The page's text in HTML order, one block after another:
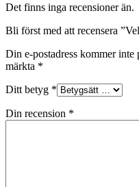
Det finns inga recensioner än.
Bli först med att recensera
Din e-postadress kommer inte
märkta *
Ditt betyg *
Din recension *